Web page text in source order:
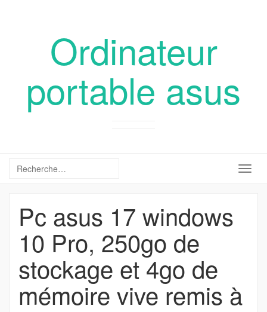
Ordinateur
portable asus
Pc asus 17 windows
10 Pro, 250go de
stockage et 4go de
mémoire vive remis à